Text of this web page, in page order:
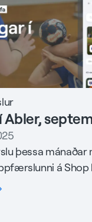
Abler,
þessa mánaðar
á Shop
í september.